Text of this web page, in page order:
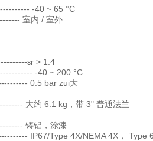
-40 ~ 65 °C
室内 / 室外
εr > 1.4
-40 ~ 200 °C
0.5 bar zui大
大约 6.1 kg，带 3" 普通法兰
铸铝，涂漆
IP67/Type 4X/NEMA 4X， Type